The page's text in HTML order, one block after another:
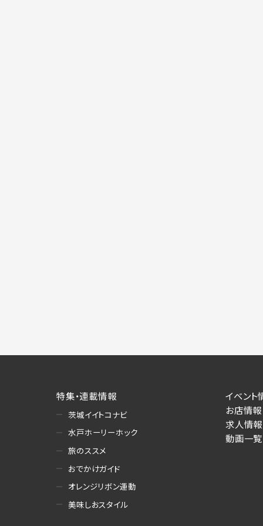
特集・連載情報
茨城イイトコナビ
水戸ホーリーホック
旅のススメ
おでかけガイド
オレンジリボン運動
美味しおスタイル
イベント
お店情報
求人情報
動画一覧